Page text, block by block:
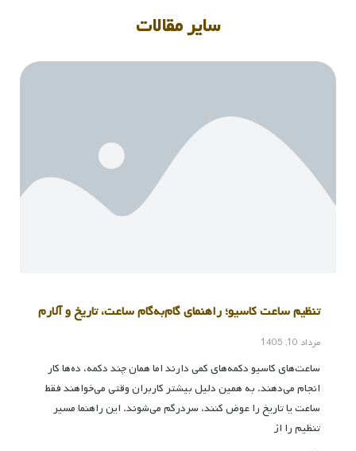
سایر مقالات
تنظیم ساعت کاسیو؛ راهنمای گام‌به‌گام ساعت، تاریخ و آلارم
مرداد 10, 1405
ساعت‌های کاسیو دکمه‌های کمی دارند اما همان چند دکمه، ده‌ها کار
انجام می‌دهند. به همین دلیل بیشتر کاربران وقتی می‌خواهند فقط
ساعت یا تاریخ را عوض کنند، سردرگم می‌شوند. این راهنما مسیر
تنظیم را از